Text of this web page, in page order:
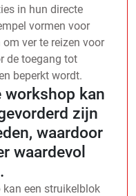
in hun directe
vormen voor
ver te reizen voor
de toegang tot
beperkt wordt.
workshop kan
zijn
waardoor
waardevol
een struikelblok